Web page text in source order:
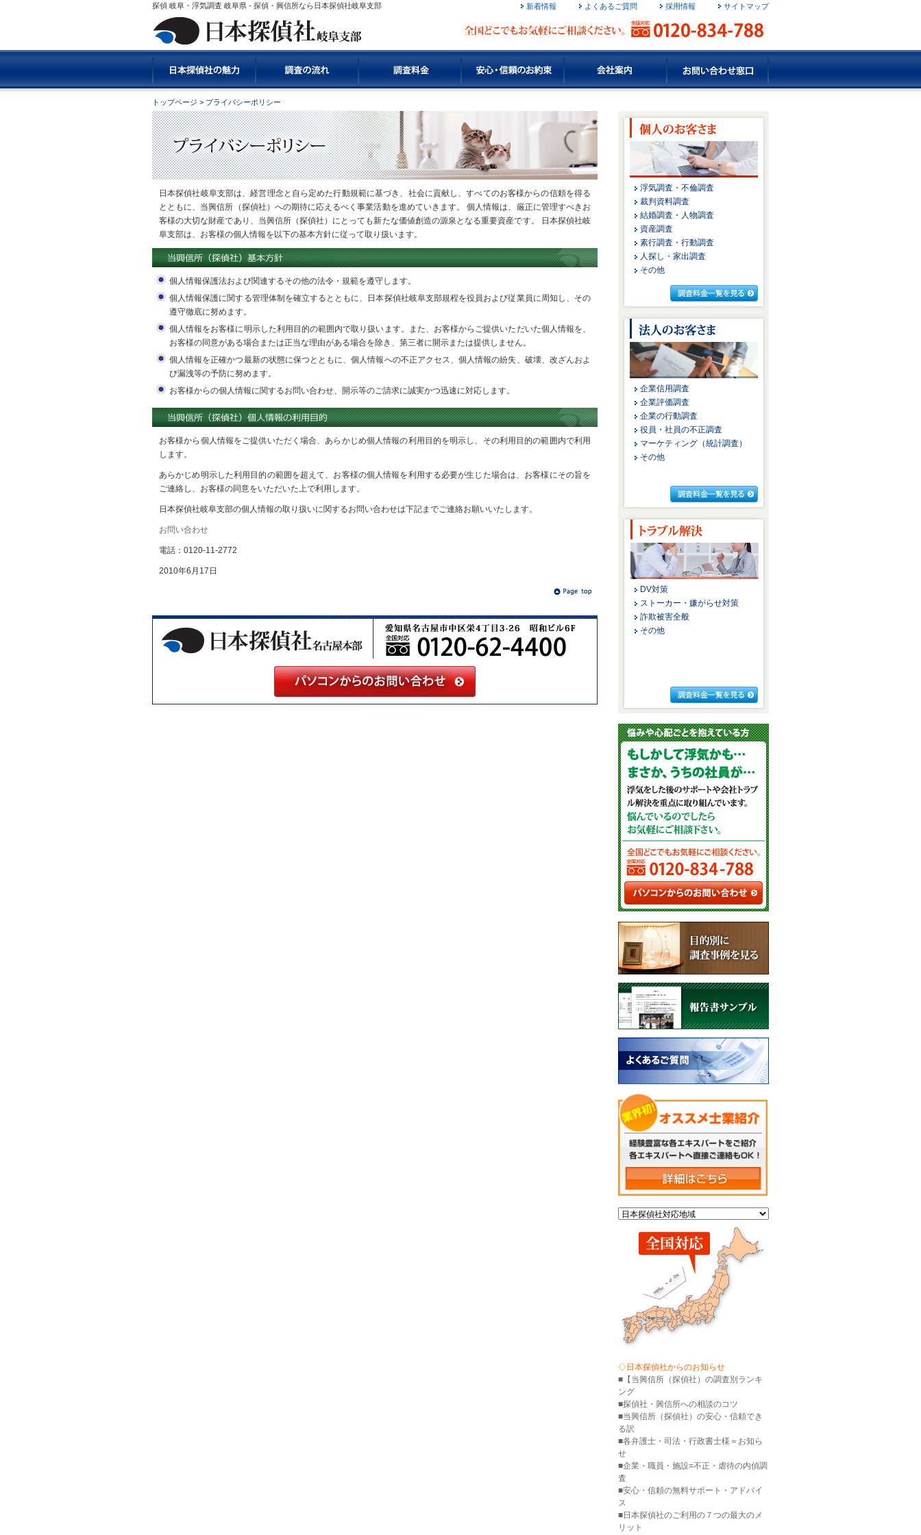
探偵 岐阜・浮気調査 岐阜県 - 探偵・興信所なら日本探偵社岐阜支部 新着情報 よくあるご質問 採用情報 サイトマップ
トップページ > プライバシーポリシー
日本探偵社岐阜支部は、経営理念と自ら定めた行動規範に基づき、社会に貢献し、すべてのお客様からの信頼を得る
とともに、当興信所（探偵社）への期待に応えるべく事業活動を進めていきます。 個人情報は、厳正に管理すべきお
客様の大切な財産であり、当興信所（探偵社）にとっても新たな価値創造の源泉となる重要資産です。 日本探偵社岐
阜支部は、お客様の個人情報を以下の基本方針に従って取り扱います。
個人情報保護法および関連するその他の法令・規範を遵守します。
個人情報保護に関する管理体制を確立するとともに、日本探偵社岐阜支部規程を役員および従業員に周知し、その
遵守徹底に努めます。
個人情報をお客様に明示した利用目的の範囲内で取り扱います。また、お客様からご提供いただいた個人情報を、
お客様の同意がある場合または正当な理由がある場合を除き、第三者に開示または提供しません。
個人情報を正確かつ最新の状態に保つとともに、個人情報への不正アクセス、個人情報の紛失、破壊、改ざんおよ
び漏洩等の予防に努めます。
お客様からの個人情報に関するお問い合わせ、開示等のご請求に誠実かつ迅速に対応します。
お客様から個人情報をご提供いただく場合、あらかじめ個人情報の利用目的を明示し、その利用目的の範囲内で利用
します。
あらかじめ明示した利用目的の範囲を超えて、お客様の個人情報を利用する必要が生じた場合は、お客様にその旨を
ご連絡し、お客様の同意をいただいた上で利用します。
日本探偵社岐阜支部の個人情報の取り扱いに関するお問い合わせは下記までご連絡お願いいたします。
お問い合わせ
電話：0120-11-2772
2010年6月17日
浮気調査・不倫調査
裁判資料調査
結婚調査・人物調査
資産調査
素行調査・行動調査
人探し・家出調査
その他
企業信用調査
企業評価調査
企業の行動調査
役員・社員の不正調査
マーケティング（統計調査）
その他
DV対策
ストーカー・嫌がらせ対策
詐欺被害全般
その他
◇日本探偵社からのお知らせ
■【当興信所（探偵社）の調査別ランキ
ング
■探偵社・興信所への相談のコツ
■当興信所（探偵社）の安心・信頼でき
る訳
■各弁護士・司法・行政書士様＝お知ら
せ
■企業・職員・施設=不正・虐待の内偵調
査
■安心・信頼の無料サポート・アドバイ
ス
■日本探偵社のご利用の７つの最大のメ
リット